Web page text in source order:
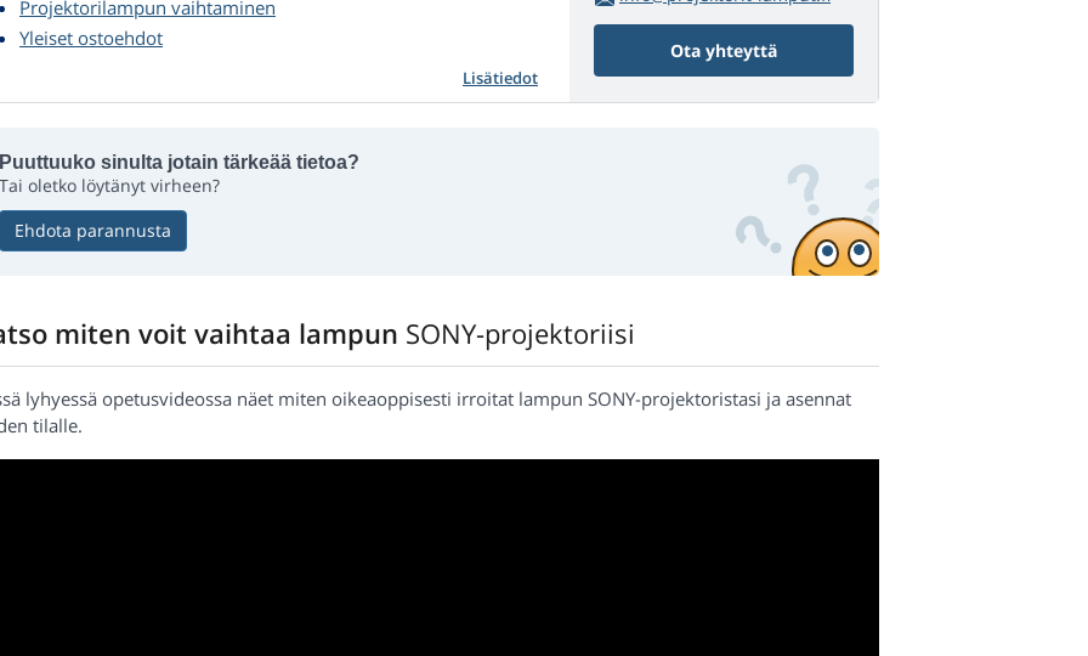
Projektorilampun vaihtaminen
Yleiset ostoehdot
Lisätiedot
Ota yhteyttä
Puuttuuko sinulta jotain tärkeää tietoa?
Tai oletko löytänyt virheen?
Ehdota parannusta
miten voit vaihtaa lampun SONY-projektoriisi
lyhyessä opetusvideossa näet miten oikeaoppisesti irroitat lampun SONY-projektoristasi ja asennat
tilalle.